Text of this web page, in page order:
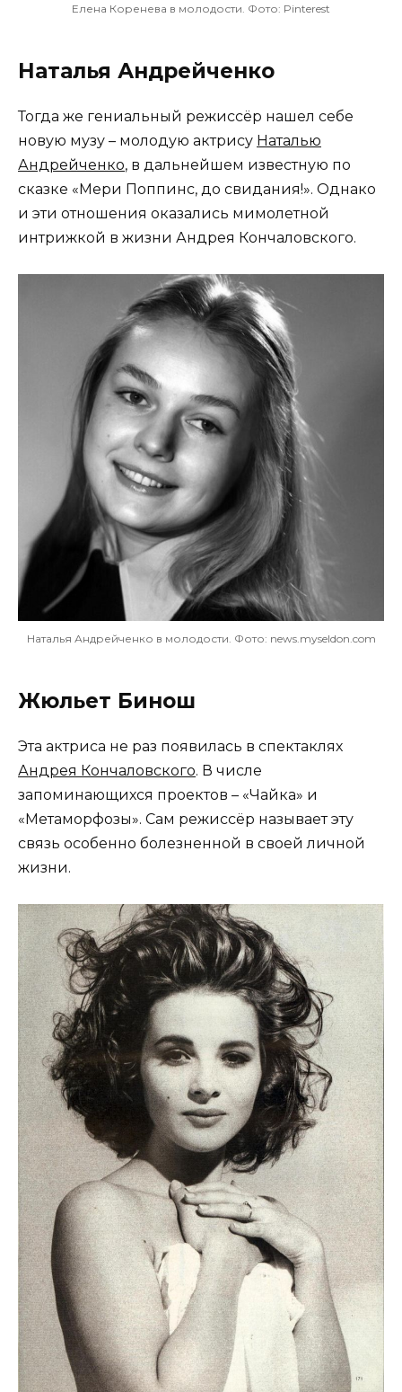
Елена Коренева в молодости. Фото: Pinterest
Наталья Андрейченко
Тогда же гениальный режиссёр нашел себе
новую музу – молодую актрису Наталью
Андрейченко, в дальнейшем известную по
сказке «Мери Поппинс, до свидания!». Однако
и эти отношения оказались мимолетной
интрижкой в жизни Андрея Кончаловского.
Наталья Андрейченко в молодости. Фото: news.myseldon.com
Жюльет Бинош
Эта актриса не раз появилась в спектаклях
Андрея Кончаловского. В числе
запоминающихся проектов – «Чайка» и
«Метаморфозы». Сам режиссёр называет эту
связь особенно болезненной в своей личной
жизни.